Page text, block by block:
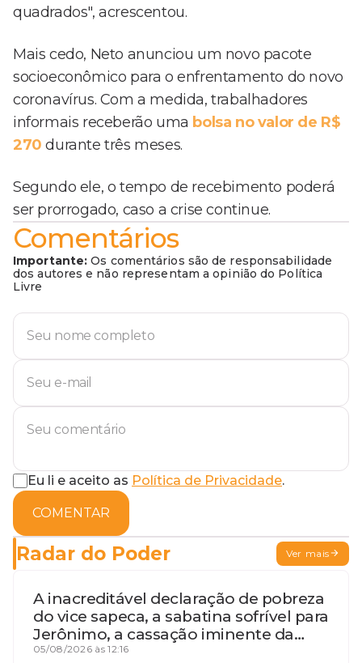
quadrados", acrescentou.
Mais cedo, Neto anunciou um novo pacote
socioeconômico para o enfrentamento do novo
coronavírus. Com a medida, trabalhadores
informais receberão uma bolsa no valor de R$
270 durante três meses.
Segundo ele, o tempo de recebimento poderá
ser prorrogado, caso a crise continue.
Comentários
Importante: Os comentários são de responsabilidade
dos autores e não representam a opinião do Política
Livre
Eu li e aceito as Política de Privacidade.
COMENTAR
Radar do Poder Ver mais
A inacreditável declaração de pobreza
do vice sapeca, a sabatina sofrível para
Jerônimo, a cassação iminente da
desembargadora e a vaga do Quinto
05/08/2026 às 12:16